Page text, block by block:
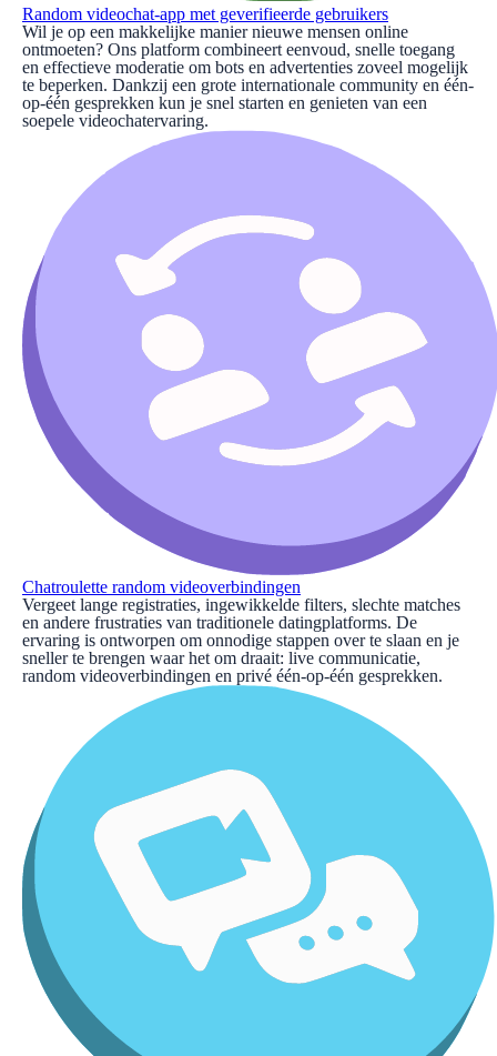
Random videochat-app met geverifieerde gebruikers
Wil je op een makkelijke manier nieuwe mensen online
ontmoeten? Ons platform combineert eenvoud, snelle toegang
en effectieve moderatie om bots en advertenties zoveel mogelijk
te beperken. Dankzij een grote internationale community en één-
op-één gesprekken kun je snel starten en genieten van een
soepele videochatervaring.
Chatroulette random videoverbindingen
Vergeet lange registraties, ingewikkelde filters, slechte matches
en andere frustraties van traditionele datingplatforms. De
ervaring is ontworpen om onnodige stappen over te slaan en je
sneller te brengen waar het om draait: live communicatie,
random videoverbindingen en privé één-op-één gesprekken.